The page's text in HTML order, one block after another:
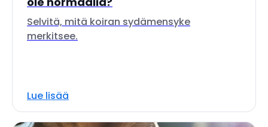
Selvitä, mitä koiran sydämensyke
merkitsee.
Lue lisää